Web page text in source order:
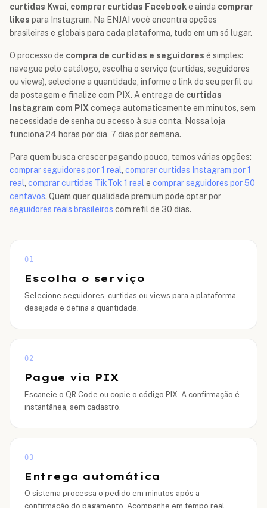
curtidas Kwai comprar curtidas Facebooke ainda comprar
likes para Instagram. Na ENJAI você encontra opções
brasileiras e globais para cada plataforma, tudo em um só lugar.
O processo de compra de curtidas e seguidores é simples:
navegue pelo catálogo, escolha o serviço (curtidas, seguidores
ou views), selecione a quantidade, informe o link do seu perfil ou
da postagem e finalize com PIX. A entrega de curtidas
Instagram com PIX começa automaticamente em minutos, sem
necessidade de senha ou acesso à sua conta. Nossa loja
funciona 24 horas por dia, 7 dias por semana.
Para quem busca crescer pagando pouco, temos várias opções:
comprar seguidores por 1 real comprar curtidas Instagram por 1
real comprar curtidas TikTok 1 real e comprar seguidores por 50
centavos. Quem quer qualidade premium pode optar por
seguidores reais brasileiros com refil de 30 dias.
01
Escolha o serviço
Selecione seguidores, curtidas ou views para a plataforma
desejada e defina a quantidade.
02
Pague via PIX
Escaneie o QR Code ou copie o código PIX. A confirmação é
instantânea, sem cadastro.
03
Entrega automática
O sistema processa o pedido em minutos após a
confirmação do pagamento. Acompanhe em tempo real.